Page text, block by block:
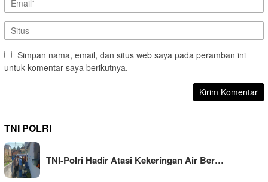
Simpan nama, email, dan situs web saya pada peramban ini
untuk komentar saya berikutnya.
TNI POLRI
TNI-Polri Hadir Atasi Kekeringan Air Ber…